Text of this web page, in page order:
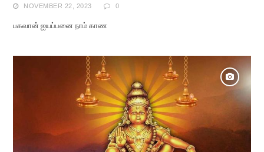
NOVEMBER 22, 2023 0
பகவான் ஐயப்பனை நாம் காண